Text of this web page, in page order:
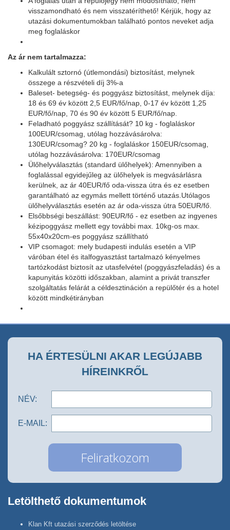
visszamondható és nem visszatéríthető! Kérjük, hogy az
utazási dokumentumokban található pontos neveket adja
meg foglaláskor
Az ár nem tartalmazza:
Kalkulált sztornó (útlemondási) biztosítást, melynek
összege a részvételi díj 3%-a
Baleset- betegség- és poggyász biztosítást, melynek díja:
18 és 69 év között 2,5 EUR/fő/nap, 0-17 év között 1,25
EUR/fő/nap, 70 és 90 év között 5 EUR/fő/nap.
Feladható poggyász szállítását? 10 kg - foglaláskor
100EUR/csomag, utólag hozzávásárolva:
130EUR/csomag? 20 kg - foglaláskor 150EUR/csomag,
utólag hozzávásárolva: 170EUR/csomag
Ülőhelyválasztás (standard ülőhelyek): Amennyiben a
foglalással egyidejűleg az ülőhelyek is megvásárlásra
kerülnek, az ár 40EUR/fő oda-vissza útra és ez esetben
garantálható az egymás mellett történő utazás.Utólagos
ülőhelyválasztás esetén az ár oda-vissza útra 50EUR/fő.
Elsőbbségi beszállást: 90EUR/fő - ez esetben az ingyenes
kézipoggyász mellett egy további max. 10kg-os max.
55x40x20cm-es poggyász szállítható
VIP csomagot: mely budapesti indulás esetén a VIP
váróban étel és italfogyasztást tartalmazó kényelmes
tartózkodást biztosít az utasfelvétel (poggyászfeladás) és a
kapunyitás közötti időszakban, alamint a privát transzfer
szolgáltatás felárát a céldesztináción a repülőtér és a hotel
között mindkétirányban
HA ÉRTESÜLNI AKAR LEGÚJABB
HÍREINKRŐL
NÉV:
E-MAIL:
Letölthető dokumentumok
Klan Kft utazási szerződés letöltése